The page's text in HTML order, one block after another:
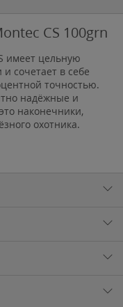
CS 100grn
имеет цельную
сочетает в себе
точностью.
надёжные и
наконечники,
охотника.